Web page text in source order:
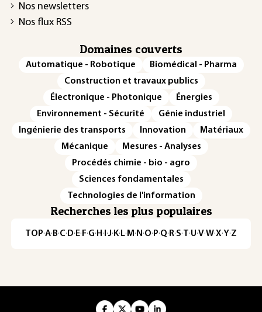
Nos newsletters
Nos flux RSS
Domaines couverts
Automatique - Robotique
Biomédical - Pharma
Construction et travaux publics
Électronique - Photonique
Énergies
Environnement - Sécurité
Génie industriel
Ingénierie des transports
Innovation
Matériaux
Mécanique
Mesures - Analyses
Procédés chimie - bio - agro
Sciences fondamentales
Technologies de l'information
Recherches les plus populaires
TOP·A·B·C· D· E· F·G· H · ·J· K· L· M · N ·O· P·Q· R·S·T·U·V·W·X·Y·Z